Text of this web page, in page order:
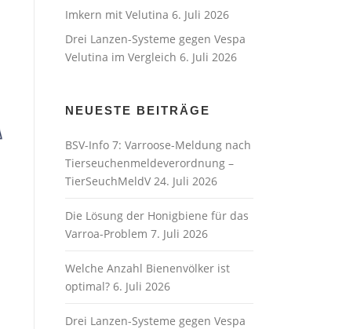
Imkern mit Velutina 6. Juli 2026
Drei Lanzen-Systeme gegen Vespa
Velutina im Vergleich 6. Juli 2026
NEUESTE BEITRÄGE
BSV-Info 7: Varroose-Meldung nach
Tierseuchenmeldeverordnung –
TierSeuchMeldV 24. Juli 2026
Die Lösung der Honigbiene für das
Varroa-Problem 7. Juli 2026
Welche Anzahl Bienenvölker ist
optimal? 6. Juli 2026
Drei Lanzen-Systeme gegen Vespa